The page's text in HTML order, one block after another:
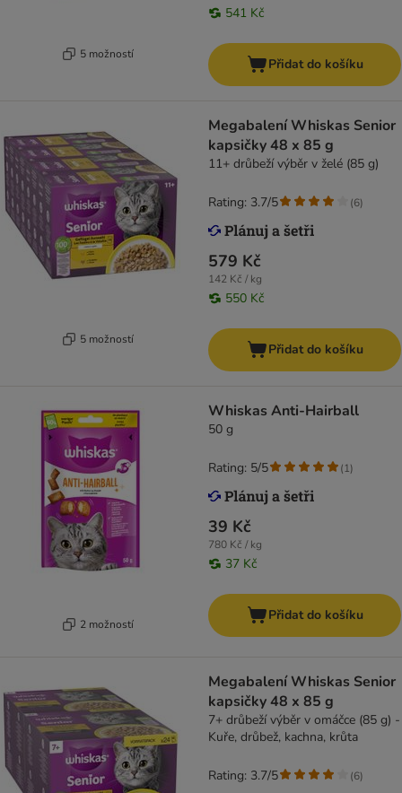
5 možností
541 Kč
Přidat do košíku
5 možností
Megabalení Whiskas Senior
kapsičky 48 x 85 g
11+ drůbeží výběr v želé (85 g)
579 Kč
142 Kč / kg
550 Kč
Rating: 3.7/5 (6)
Přidat do košíku
2 možností
Whiskas Anti-Hairball
50 g
39 Kč
780 Kč / kg
37 Kč
Rating: 5/5 (1)
Přidat do košíku
Megabalení Whiskas Senior
kapsičky 48 x 85 g
7+ drůbeží výběr v omáčce (85 g) -
Kuře, drůbež, kachna, krůta
Rating: 3.7/5 (6)